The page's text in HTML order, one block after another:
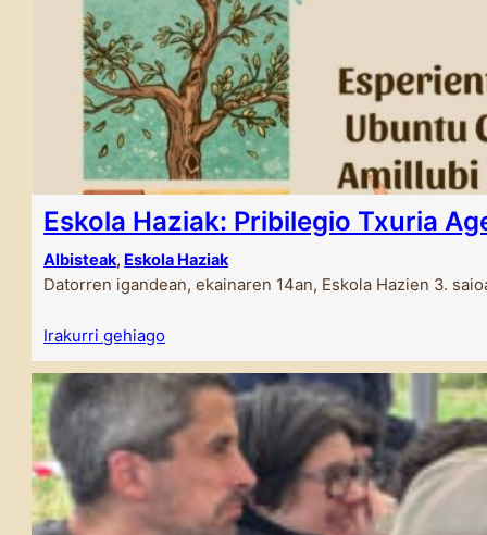
Eskola Haziak: Pribilegio Txuria
Albisteak, Eskola Haziak
Datorren igandean, ekainaren 14an, Eskola Hazien 3.
Irakurri gehiago